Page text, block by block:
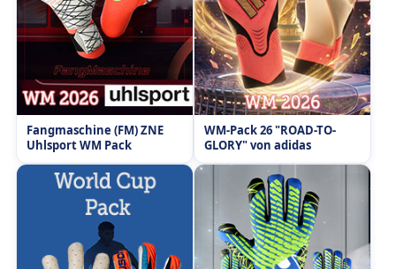
Fangmaschine (FM) ZNE
Uhlsport WM Pack
WM-Pack 26 "ROAD-TO-
GLORY" von adidas